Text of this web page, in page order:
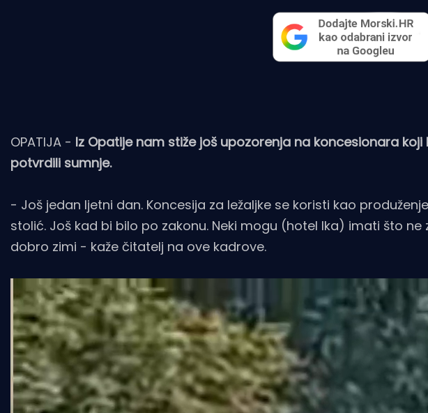
OPATIJA - Iz Opatije nam stiže još upozorenja na koncesionara
potvrdili sumnje.
- Još jedan ljetni dan. Koncesija za ležaljke se koristi kao
stolić. Još kad bi bilo po zakonu. Neki mogu (hotel Ika) imati što
dobro zimi - kaže čitatelj na ove kadrove.